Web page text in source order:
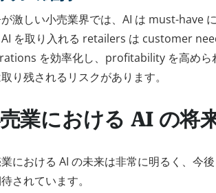
激しい小売業界では、AI は must-have
を取り入れる retailers は customer
を効率化し、profitability を高めら
り残されるリスクがあります。
業における AI の将
における AI の未来は非常に明るく、今
されています。